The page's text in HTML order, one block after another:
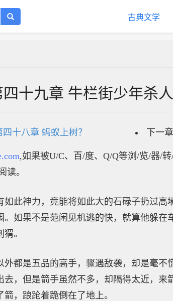
古典文学
十九章 牛栏街少年杀
四十八章 蚂蚁上树？ 下一章
,如果被U/C、百/度、Q/Q等浏/览/器/
读。
如此神力，竟能将如此大的石碌子扔过
。如果不是范闲见机逃的快，就算他躲在
。
外都是五品的高手，骤遇敌袭，却是毫不
，但是箭手虽然不多，却隔得太近，
，踉跄着跪倒在了地上。